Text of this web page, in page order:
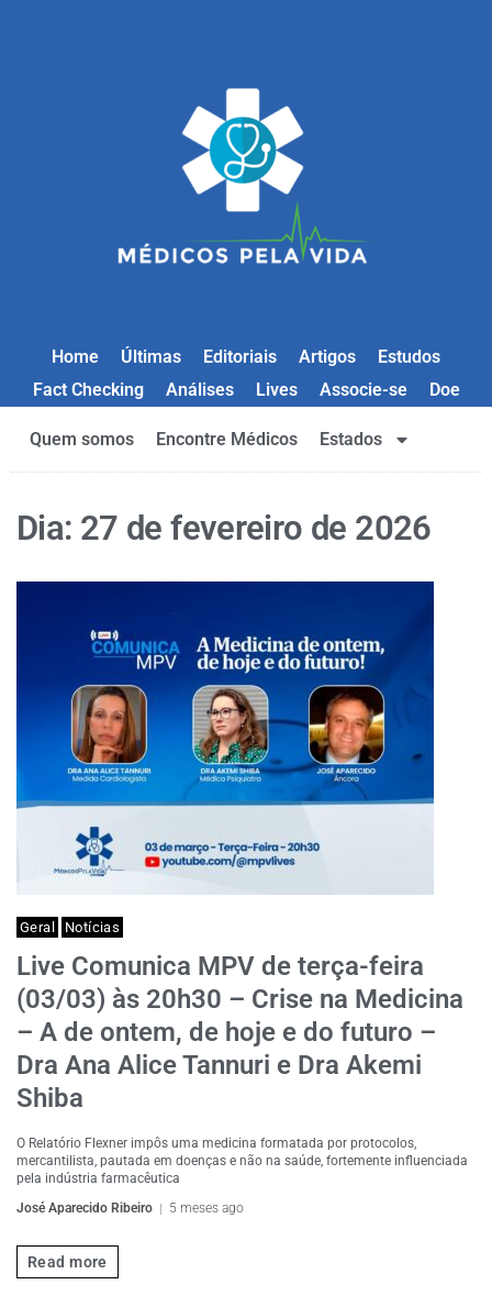
Home Últimas Editoriais Artigos
Estudos
Fact Checking
Análises Lives Associe-se Doe
Quem somos Encontre Médicos Estados
Dia: 27 de fevereiro de 2026
Geral Notícias
Live Comunica MPV de terça-feira
(03/03) às 20h30 – Crise na Medicina
– A de ontem, de hoje e do futuro –
Dra Ana Alice Tannuri e Dra Akemi
Shiba
O Relatório Flexner impôs uma medicina formatada por protocolos,
mercantilista, pautada em doenças e não na saúde, fortemente influenciada
pela indústria farmacêutica
José Aparecido Ribeiro
5 meses ago
Read more